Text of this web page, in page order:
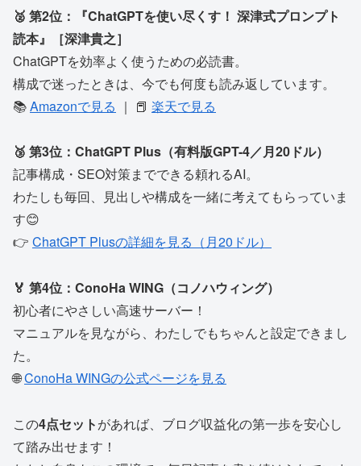
🥈 第2位：『ChatGPTを使い尽くす！ 深津式プロンプト
読本』［深津貴之］
ChatGPTを効率よく使うための必読書。
構成で迷ったときは、今でも何度も読み返しています。
📚Amazonで見る ｜ 📕 楽天で見る
🥉 第3位：ChatGPT Plus（有料版GPT-4／月20ドル）
記事構成・SEO対策までできる頼れるAI。
わたしも毎回、見出しや構成を一緒に考えてもらっていま
す😊
👉 ChatGPT Plusの詳細を見る（月20ドル）
🏅 第4位：ConoHa WING（コノハウィング）
初心者にやさしい高速サーバー！
マニュアルを見ながら、わたしでもちゃんと設定できまし
た。
🌐ConoHa WINGの公式ページを見る
この4点セットがあれば、ブログ収益化の第一歩を安心し
て踏み出せます！